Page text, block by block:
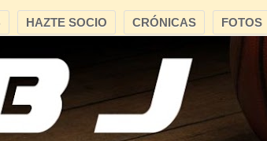
FOTOS
CRÓNICAS
HAZTE SOCIO